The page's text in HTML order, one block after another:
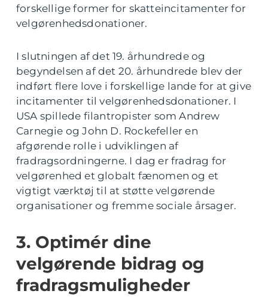
forskellige former for skatteincitamenter for
velgørenhedsdonationer.
I slutningen af det 19. århundrede og
begyndelsen af det 20. århundrede blev der
indført flere love i forskellige lande for at give
incitamenter til velgørenhedsdonationer. I
USA spillede filantropister som Andrew
Carnegie og John D. Rockefeller en
afgørende rolle i udviklingen af
fradragsordningerne. I dag er fradrag for
velgørenhed et globalt fænomen og et
vigtigt værktøj til at støtte velgørende
organisationer og fremme sociale årsager.
3. Optimér dine
velgørende bidrag og
fradragsmuligheder